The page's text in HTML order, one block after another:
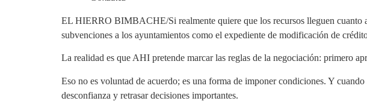
EL HIERRO BIMBACHE/Si realmente quiere que los recursos lleguen cuanto
subvenciones a los ayuntamientos como el expediente de modificación de
La realidad es que AHI pretende marcar las reglas de la negociación: primero
Eso no es voluntad de acuerdo; es una forma de imponer condiciones. Y
desconfianza y retrasar decisiones importantes.